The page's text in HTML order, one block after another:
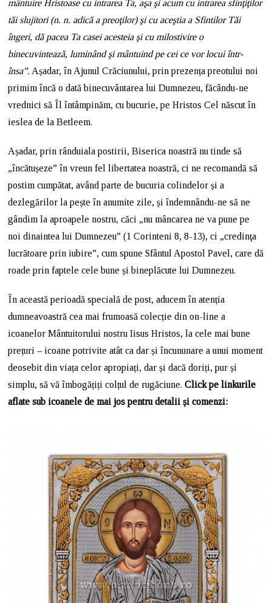
mântuire Hristoase cu intrarea Ta, aşa şi acum cu intrarea sfinţiţilor
tăi slujitori (n. n. adică a preoţilor) şi cu aceştia a Sfintilor Tăi
îngeri, dă pacea Ta casei acesteia şi cu milostivire o
binecuvintează, luminând şi mântuind pe cei ce vor locui într-
însa”. Așadar, în Ajunul Crăciunului, prin prezența preotului noi
primim încă o dată binecuvântarea lui Dumnezeu, făcându-ne
vrednici să Îl întâmpinăm, cu bucurie, pe Hristos Cel născut în
ieslea de la Betleem.
Așadar, prin rânduiala postirii, Biserica noastră nu tinde să
„încătușeze” în vreun fel libertatea noastră, ci ne recomandă să
postim cumpătat, având parte de bucuria colindelor și a
dezlegărilor la pește în anumite zile, și îndemnându-ne să ne
gândim la aproapele nostru, căci „nu mâncarea ne va pune pe
noi dinaintea lui Dumnezeu” (1 Corinteni 8, 8-13), ci „credinţa
lucrătoare prin iubire”, cum spune Sfântul Apostol Pavel, care dă
roade prin faptele cele bune și bineplăcute lui Dumnezeu.
În această perioadă specială de post, aducem în atenția
dumneavoastră cea mai frumoasă colecție din on-line a
icoanelor Mântuitorului nostru Iisus Hristos, la cele mai bune
prețuri – icoane potrivite atât ca dar și încununare a unui moment
deosebit din viața celor apropiați, dar și dacă doriți, pur și
simplu, să vă îmbogățiți colțul de rugăciune.Click pe linkurile
aflate sub icoanele de mai jos pentru detalii și comenzi: